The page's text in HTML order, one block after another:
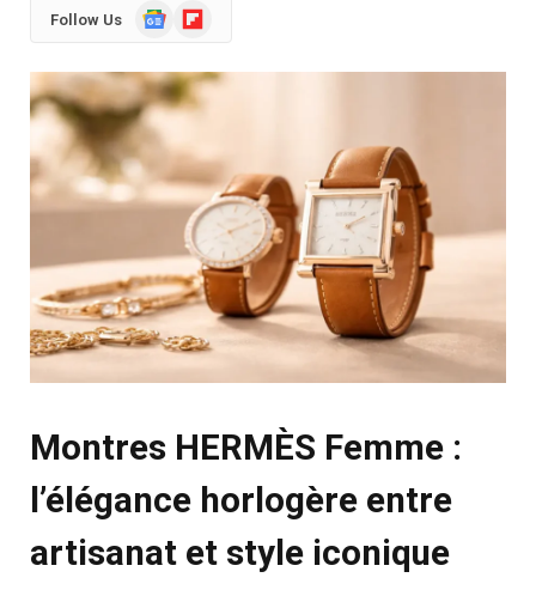
Follow Us
GoogleFlipboard
Montres HERMÈS Femme :
l’élégance horlogère entre
artisanat et style iconique